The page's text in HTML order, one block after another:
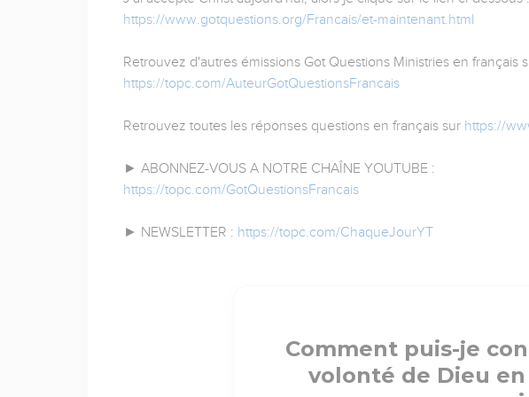
https://www.gotquestions.org/Francais/et-maintenant.html
Retrouvez d'autres émissions Got Questions Ministries en français
https://topc.com/AuteurGotQuestionsFrancais
Retrouvez toutes les réponses questions en français sur https://
► ABONNEZ-VOUS A NOTRE CHAÎNE YOUTUBE :
https://topc.com/GotQuestionsFrancais
► NEWSLETTER : https://topc.com/ChaqueJourYT
Comment puis-je
volonté de Dieu